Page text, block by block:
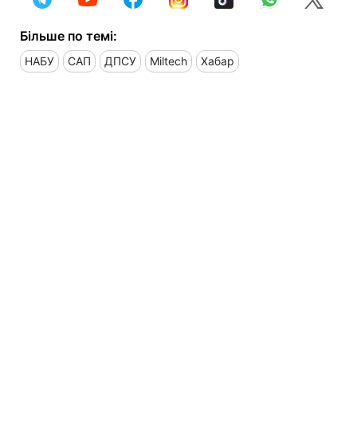
Більше по темі:
НАБУ САП ДПСУ Miltech Хабар